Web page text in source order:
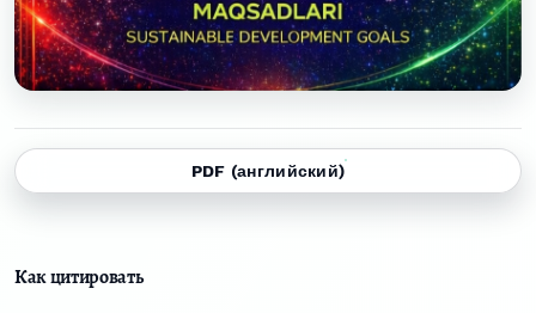
PDF (английский)
Как цитировать